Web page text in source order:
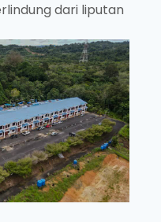
dari liputan